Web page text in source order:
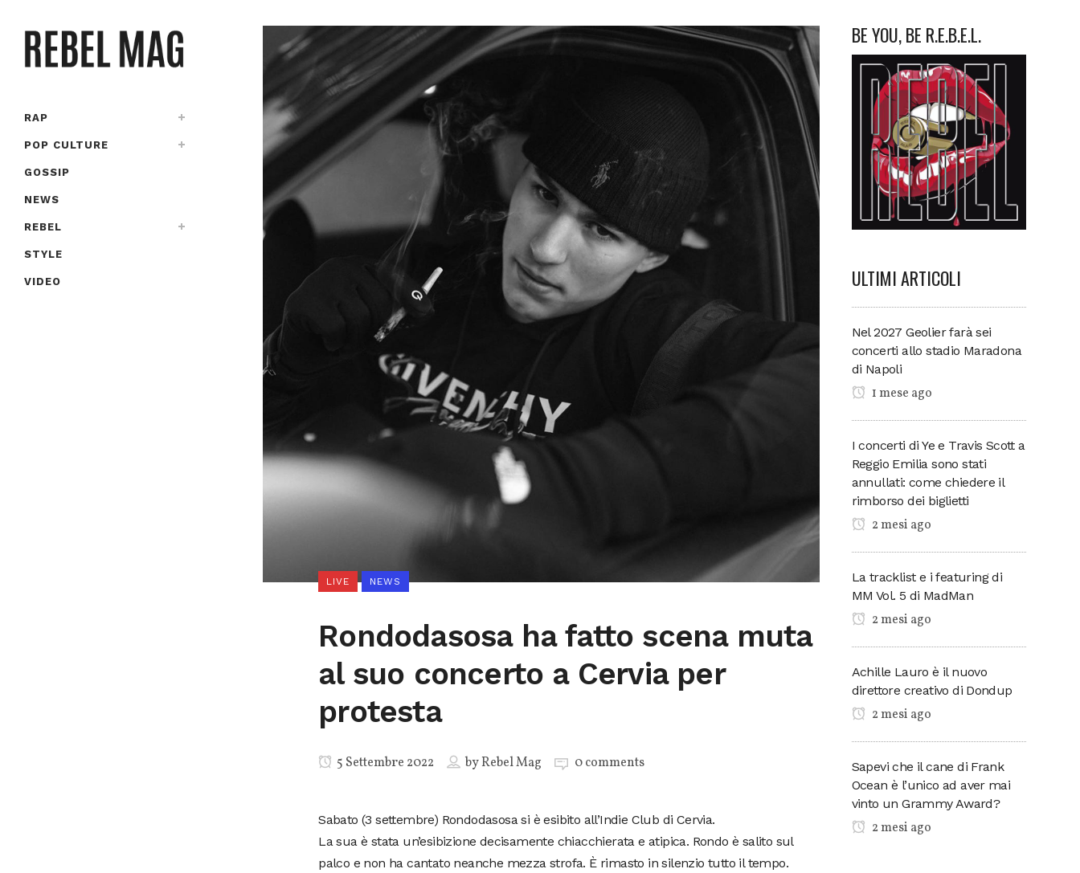
RAP
POP CULTURE
GOSSIP
NEWS
REBEL
STYLE
VIDEO
LIVE NEWS
Rondodasosa ha fatto scena muta
al suo concerto a Cervia per
protesta
5 Settembre 2022 byRebel Mag 0 comments
Sabato (3 settembre) Rondodasosa si è esibito all’Indie Club di Cervia.
La sua è stata un’esibizione decisamente chiacchierata e atipica. Rondo è salito sul
palco e non ha cantato neanche mezza strofa. È rimasto in silenzio tutto il tempo.
BE YOU, BE R.E.B.E.L.
ULTIMI ARTICOLI
Nel 2027 Geolier farà sei
concerti allo stadio Maradona
di Napoli
1 mese ago
I concerti di Ye e Travis Scott a
Reggio Emilia sono stati
annullati: come chiedere il
rimborso dei biglietti
2 mesi ago
La tracklist e i featuring di
MM Vol. 5 di MadMan
2 mesi ago
Achille Lauro è il nuovo
direttore creativo di Dondup
2 mesi ago
Sapevi che il cane di Frank
Ocean è l’unico ad aver mai
vinto un Grammy Award?
2 mesi ago